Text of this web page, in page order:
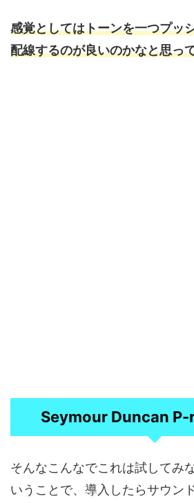
感覚としてはトーンを一つプッ
配線するのが良いのかなと思っ
Seymour Duncan P-
そんなこんなでこれは試してみ
いうことで、導入したらサウン